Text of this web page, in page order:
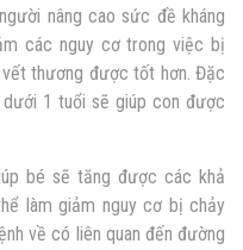
nâng cao sức đề kháng
các nguy cơ trong việc bị
vết thương được tốt hơn. Đặc
1 tuổi sẽ giúp con được
bé sẽ tăng được các khả
làm giảm nguy cơ bị chảy
về có liên quan đến đường